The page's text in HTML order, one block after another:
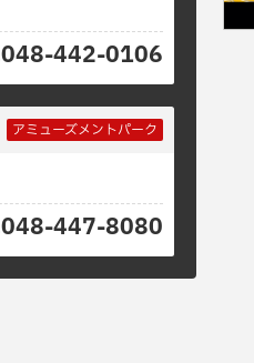
048-442-0106
アミューズメントパーク
048-447-8080